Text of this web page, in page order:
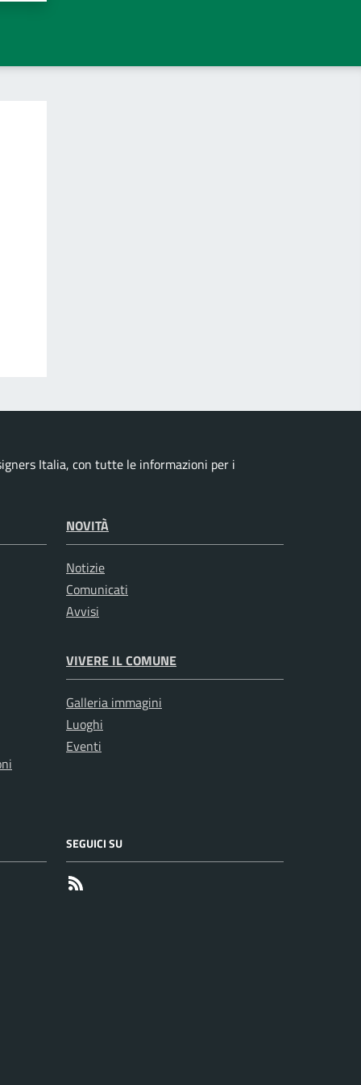
Italia, con tutte le informazioni per i
NOVITÀ
Notizie
Comunicati
Avvisi
VIVERE IL COMUNE
Galleria immagini
Luoghi
Eventi
SEGUICI SU